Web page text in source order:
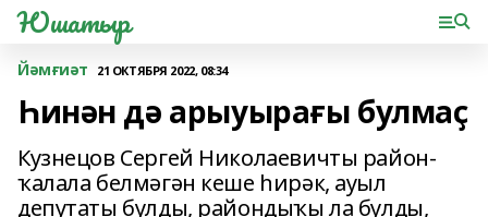
Юшатыр
Йәмғиәт 21 ОКТЯБРЯ 2022, 08:34
Һинән дә арыуырағы булмаҫ
Кузнецов Сергей Николаевичты район-
ҡалала белмәгән кеше һирәк, ауыл
депутаты булды, райондыҡы ла булды,